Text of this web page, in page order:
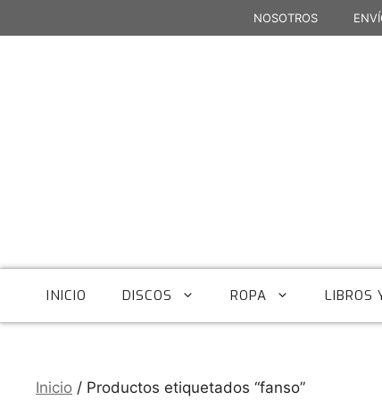
al
NOSOTROS
INICIO DISCOS ROPA LIBROS
Inicio / Productos etiquetados “fanso”